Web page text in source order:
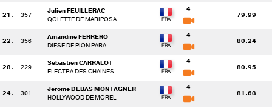
21. 357
Julien FEUILLERAC
QOLETTE DE MARIPOSA
4
79.99
22. 356
Amandine FERRERO
DIESE DE PION PARA
4
80.24
23. 229
Sebastien CARRALOT
ELECTRA DES CHAINES
4
80.95
24. 301
Jerome DEBAS MONTAGNER
HOLLYWOOD DE MOREL
4
81.63